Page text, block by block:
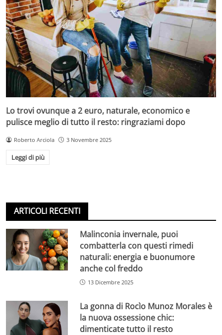
Lo trovi ovunque a 2 euro, naturale, economico e
pulisce meglio di tutto il resto: ringraziami dopo
Roberto Arciola 3 Novembre 2025
Leggi di più
ARTICOLI RECENTI
Malinconia invernale, puoi
combatterla con questi rimedi
naturali: energia e buonumore
anche col freddo
13 Dicembre 2025
La gonna di Rocìo Munoz Morales è
la nuova ossessione chic:
dimenticate tutto il resto